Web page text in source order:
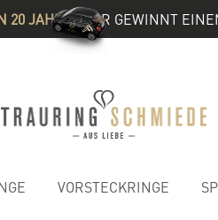
20 JAHRE& IHR GEWINNT
VORSTECKRINGE